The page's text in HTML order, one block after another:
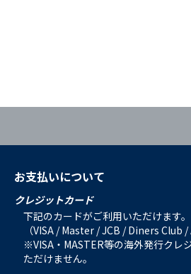
お支払いについて
クレジットカード
下記のカードがご利用いただけます。
（VISA / Master / JCB / Diners Club /
※VISA・MASTER等の海外発行クレ
ただけません。